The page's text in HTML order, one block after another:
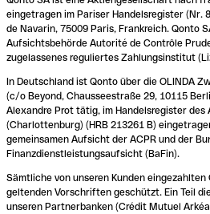
eingetragen im Pariser Handelsregister (Nr.
de Navarin, 75009 Paris, Frankreich. Qonto
Aufsichtsbehörde Autorité de Contrôle
zugelassenes reguliertes Zahlungsinstitut
In Deutschland ist Qonto über die OLINDA
(c/o Beyond, Chausseestraße 29, 10115
Alexandre Prot tätig, im Handelsregister
(Charlottenburg) (HRB 213261 B)
gemeinsamen Aufsicht der ACPR und der
Finanzdienstleistungsaufsicht (BaFin).
Sämtliche von unseren Kunden
geltenden Vorschriften geschützt. Ein Teil
unseren Partnerbanken (Crédit Mutuel